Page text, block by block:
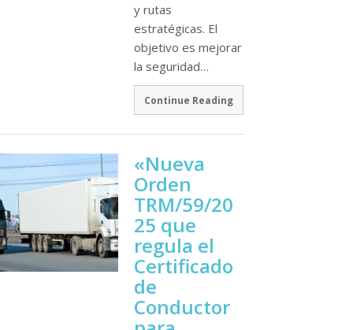
y rutas
estratégicas. El
objetivo es mejorar
la seguridad…
Continue Reading
«Nueva
Orden
TRM/59/20
25 que
regula el
Certificado
de
Conductor